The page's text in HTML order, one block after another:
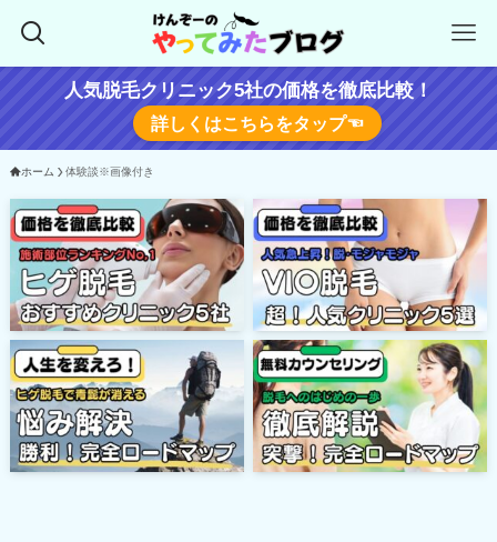
人気脱毛クリニック5社の価格を徹底比較！
詳しくはこちらをタップ☜
ホーム 体験談※画像付き